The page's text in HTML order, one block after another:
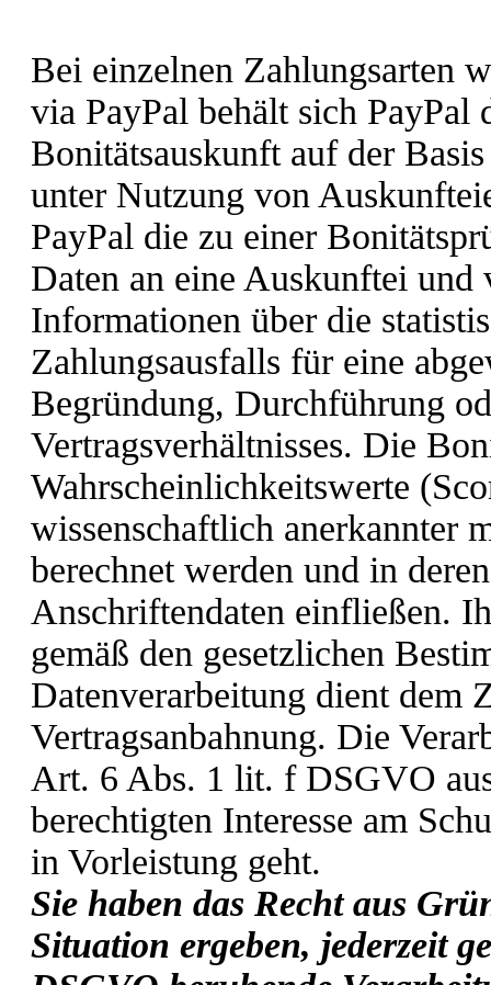
Bei einzelnen Zahlungsarten
via PayPal behält sich PayPal
Bonitätsauskunft auf der
unter Nutzung von
PayPal die zu einer
Daten an eine Auskunftei und
Informationen über die
Zahlungsausfalls für eine
Begründung, Durchführung
Vertragsverhältnisses. Die
Wahrscheinlichkeitswerte
wissenschaftlich anerkannter
berechnet werden und in
Anschriftendaten einfließen.
gemäß den gesetzlichen
Datenverarbeitung dient dem
Vertragsanbahnung. Die
Art. 6 Abs. 1 lit. f DSGVO
berechtigten Interesse am
in Vorleistung geht.
Sie haben das Recht aus
Situation ergeben, jederzeit